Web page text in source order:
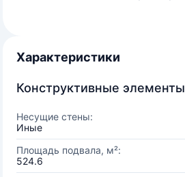
Характеристики
Конструктивные элементы
Несущие стены:
Иные
Площадь подвала, м²:
524.6